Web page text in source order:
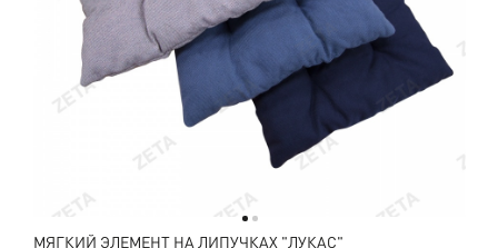
МЯГКИЙ ЭЛЕМЕНТ НА ЛИПУЧКАХ "ЛУКАС"